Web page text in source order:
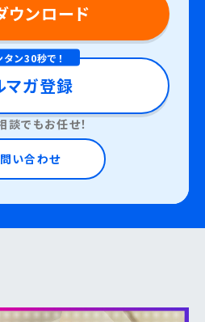
ウンロード
タン30秒で！
マガ登録
談でもお任せ！
い合わせ